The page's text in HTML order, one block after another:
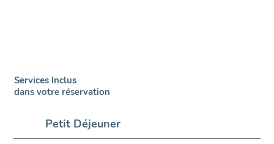
Services Inclus
dans votre réservation
Petit Déjeuner